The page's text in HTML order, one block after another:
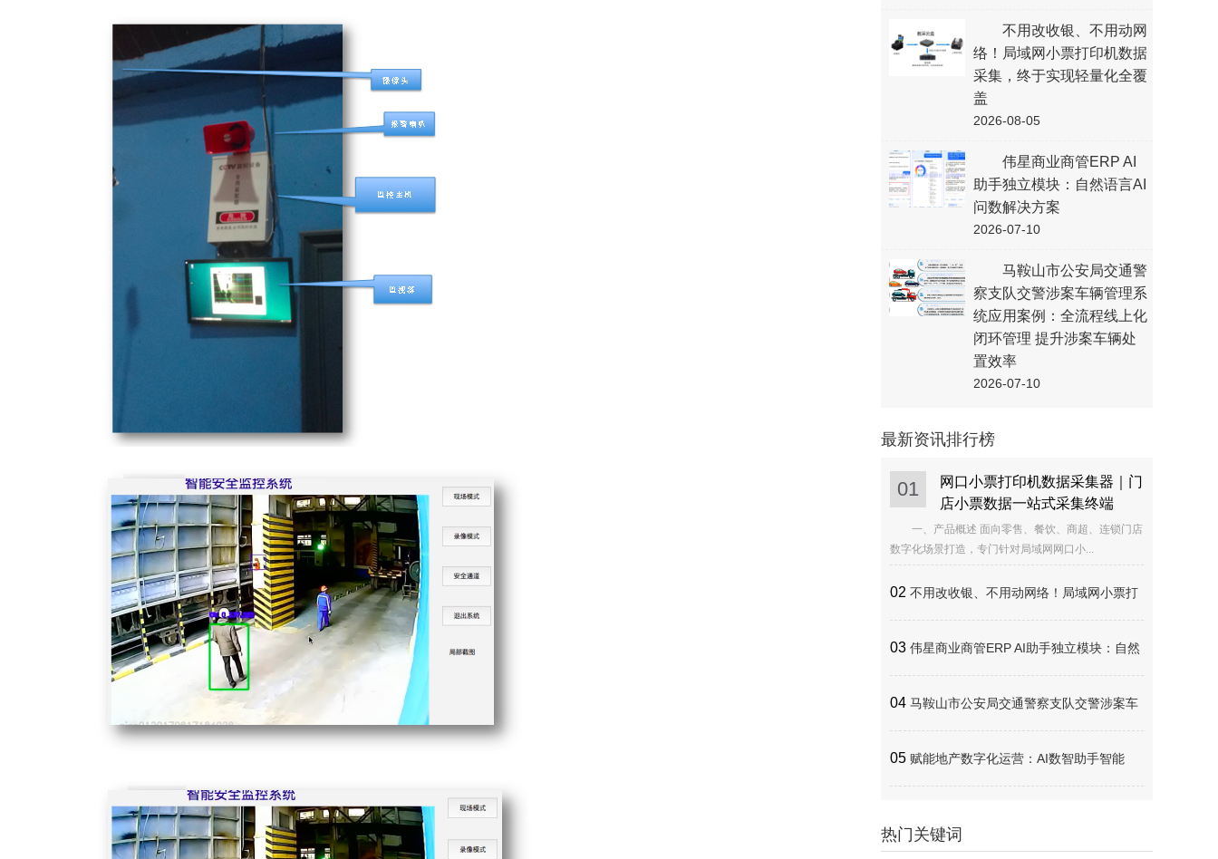
不用改收银、不用动网
络！局域网小票打印机数据
采集，终于实现轻量化全覆
盖
2026-08-05
伟星商业商管ERP AI
助手独立模块：自然语言AI
问数解决方案
2026-07-10
马鞍山市公安局交通警
察支队交警涉案车辆管理系
统应用案例：全流程线上化
闭环管理 提升涉案车辆处
置效率
2026-07-10
最新资讯排行榜
01
网口小票打印机数据采集器｜门
店小票数据一站式采集终端
一、产品概述 面向零售、餐饮、商超、连锁门店
数字化场景打造，专门针对局域网网口小...
02 不用改收银、不用动网络！局域网小票打
印机数据采集，终于实现轻量化全覆盖
03 伟星商业商管ERP AI助手独立模块：自然
语言AI问数解决方案
04 马鞍山市公安局交通警察支队交警涉案车
辆管理系统应用案例：全流程线上化闭环管理
05 赋能地产数字化运营：AI数智助手智能
热门关键词